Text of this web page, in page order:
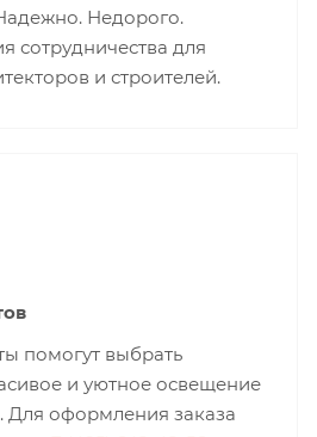
Недорого.
сотрудничества для
и строителей.
помогут выбрать
и уютное освещение
Для оформления заказа